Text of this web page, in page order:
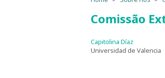
Comissão
Capitolina Díaz
Universidad de Valencia